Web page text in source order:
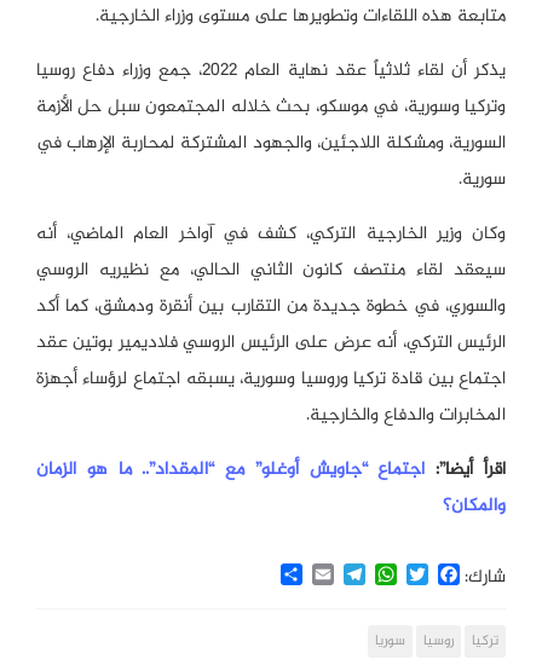
متابعة هذه اللقاءات وتطويرها على مستوى وزراء الخارجية.
يذكر أن لقاء ثلاثياً عقد نهاية العام 2022، جمع وزراء دفاع روسيا
وتركيا وسورية، في موسكو، بحث خلاله المجتمعون سبل حل الأزمة
السورية، ومشكلة اللاجئين، والجهود المشتركة لمحاربة الإرهاب في
سورية.
وكان وزير الخارجية التركي، كشف في آواخر العام الماضي، أنه
سيعقد لقاء منتصف كانون الثاني الحالي، مع نظيريه الروسي
والسوري، في خطوة جديدة من التقارب بين أنقرة ودمشق، كما أكد
الرئيس التركي، أنه عرض على الرئيس الروسي فلاديمير بوتين عقد
اجتماع بين قادة تركيا وروسيا وسورية، يسبقه اجتماع لرؤساء أجهزة
المخابرات والدفاع والخارجية.
اقرأ أيضا”: اجتماع “جاويش أوغلو” مع “المقداد”.. ما هو الزمان
والمكان؟
شارك: Facebook
Twitter
WhatsApp
Telegram
Email
Share
تركيا روسيا سوريا